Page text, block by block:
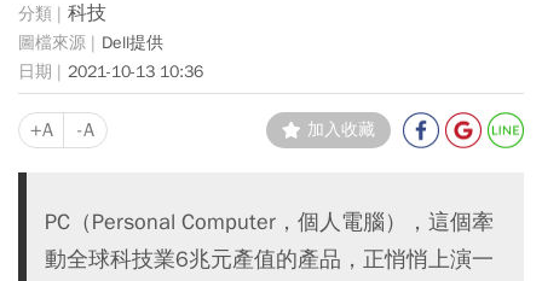
科技
Dell提供
2021-10-13 10:36
+A -A 加入收藏
PC（Personal Computer，個人電腦），這個牽
動全球科技業6兆元產值的產品，正悄悄上演一